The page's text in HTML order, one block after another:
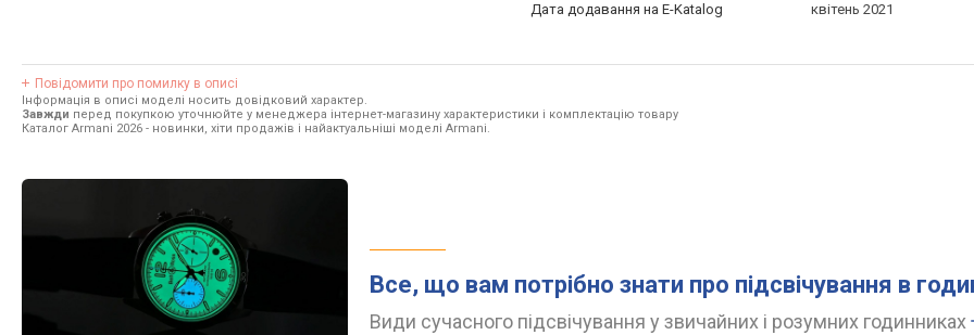
Дата додавання на E-Katalog
квітень 2021
Повідомити про помилку в описі
Інформація в описі моделі носить довідковий характер.
Завжди перед покупкою уточнюйте у менеджера інтернет-магазину характеристики і комплектацію товару
Каталог Armani 2026 - новинки, хіти продажів і найактуальніші моделі Armani.
Все, що вам потрібно знати про підсвічування в
Види сучасного підсвічування у звичайних і розумних годинниках